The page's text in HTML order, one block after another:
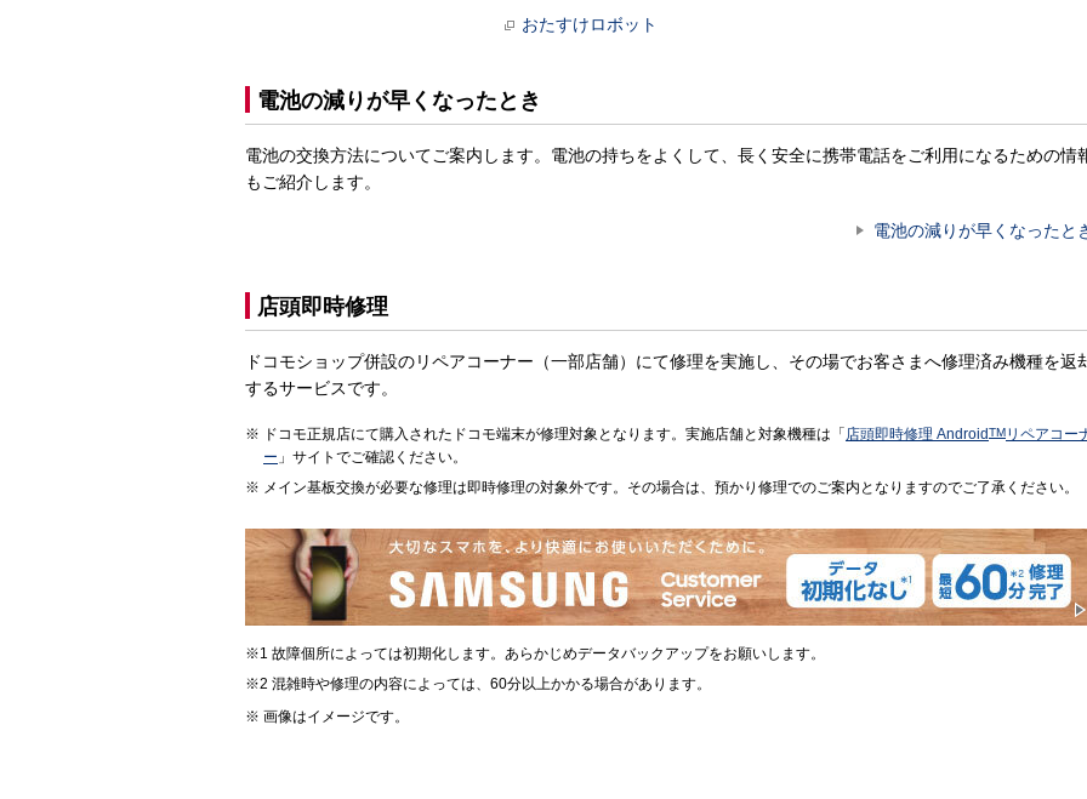
おたすけロボット
電池の減りが早くなったとき
電池の交換方法についてご案内します。電池の持ちをよくして、長く安全に携帯電話をご利用になるための情
もご紹介します。
電池の減りが早くなったと
店頭即時修理
ドコモショップ併設のリペアコーナー（一部店舗）にて修理を実施し、その場でお客さまへ修理済み機種を返
するサービスです。
ドコモ正規店にて購入されたドコモ端末が修理対象となります。実施店舗と対象機種は「 店頭即時修理 AndroidTMリペアコー
ー 」サイトでご確認ください。
メイン基板交換が必要な修理は即時修理の対象外です。その場合は、預かり修理でのご案内となりますのでご了承ください。
故障個所によっては初期化します。あらかじめデータバックアップをお願いします。
混雑時や修理の内容によっては、60分以上かかる場合があります。
画像はイメージです。